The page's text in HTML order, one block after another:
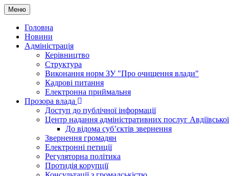
Меню
Головна
Новини
Адміністрація
Керівництво
Структура
Виконання норм ЗУ "Про очищення влади"
Кадрові питання
Електронна приймальня
Прозора влада
Доступ до публічної інформації
Центр надання адміністративних послуг Авдіївської
До відома суб’єктів звернення
Звернення громадян
Електронні петиції
Регуляторна політика
Протидія корупції